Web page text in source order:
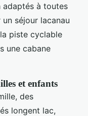
adaptés à toutes
séjour lacanau
piste cyclable
une cabane
et enfants
des
longent lac,